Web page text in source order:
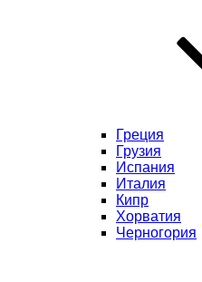
Греция
Грузия
Испания
Италия
Кипр
Хорватия
Черногория